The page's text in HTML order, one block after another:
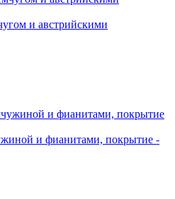
и австрийскими
и фианитами, покрытие -